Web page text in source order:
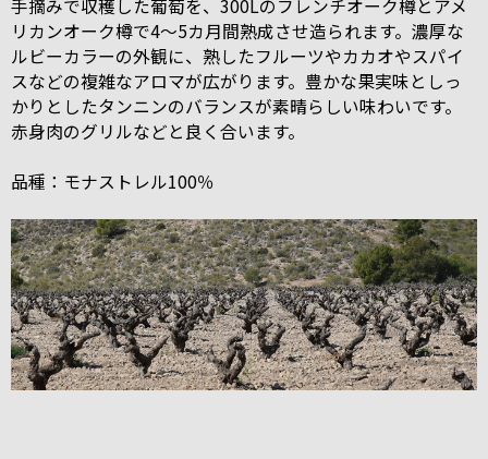
手摘みで収穫した葡萄を、300Lのフレンチオーク樽とアメ
リカンオーク樽で4～5カ月間熟成させ造られます。濃厚な
ルビーカラーの外観に、熟したフルーツやカカオやスパイ
スなどの複雑なアロマが広がります。豊かな果実味としっ
かりとしたタンニンのバランスが素晴らしい味わいです。
赤身肉のグリルなどと良く合います。
品種：モナストレル100％